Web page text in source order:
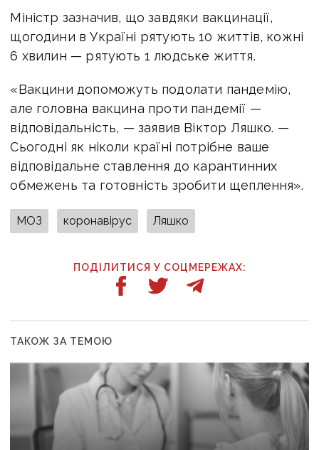
Міністр зазначив, що завдяки вакцинації,
щогодини в Україні рятують 10 життів, кожні
6 хвилин — рятують 1 людське життя.
«Вакцини допоможуть подолати пандемію,
але головна вакцина проти пандемії —
відповідальність, — заявив Віктор Ляшко. —
Сьогодні як ніколи країні потрібне ваше
відповідальне ставлення до карантинних
обмежень та готовність зробити щеплення».
МОЗ коронавірус Ляшко
ПОДІЛИТИСЯ У СОЦМЕРЕЖАХ:
ТАКОЖ ЗА ТЕМОЮ